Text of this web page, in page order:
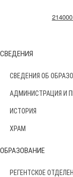
СВЕДЕНИЯ
СВЕДЕНИЯ ОБ
АДМИНИСТРАЦИЯ И
ИСТОРИЯ
ХРАМ
ОБРАЗОВАНИЕ
РЕГЕНТСКОЕ